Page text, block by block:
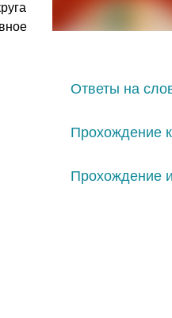
Ответы на
Прохождение
Прохождение